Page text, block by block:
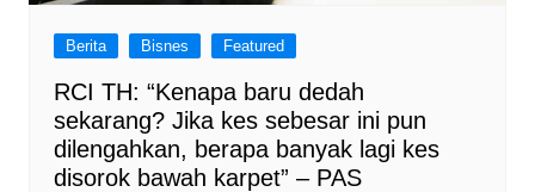
Berita Bisnes Featured
RCI TH: “Kenapa baru dedah
sekarang? Jika kes sebesar ini pun
dilengahkan, berapa banyak lagi kes
disorok bawah karpet” – PAS